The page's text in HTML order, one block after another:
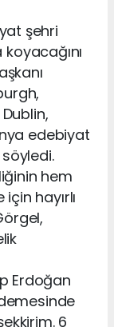
şehri
edebiyat
söyledi.
hem
hayırlı
Erdoğan
6